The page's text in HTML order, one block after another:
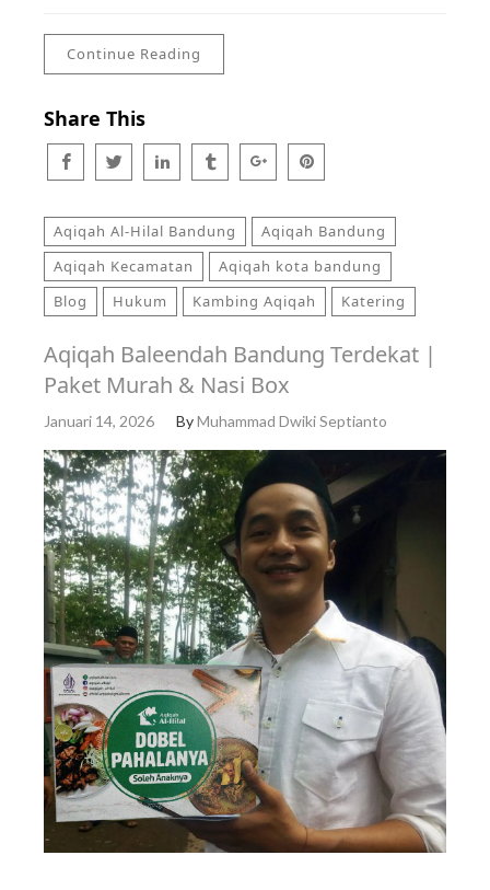
Continue Reading
Share This
Aqiqah Al-Hilal Bandung
Aqiqah Bandung
Aqiqah Kecamatan
Aqiqah kota bandung
Blog
Hukum Kambing Aqiqah Katering
Aqiqah Baleendah Bandung Terdekat |
Paket Murah & Nasi Box
Januari 14, 2026 ByMuhammad Dwiki Septianto